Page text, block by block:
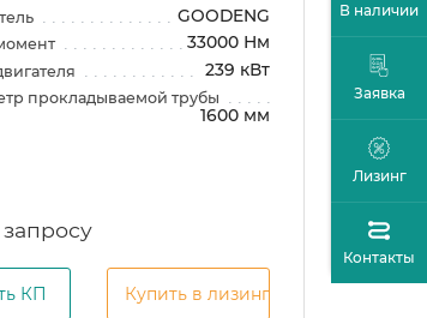
GOODENG
33000 Нм
239 кВт
прокладываемой трубы
1600 мм
КП Купить в лизинг
В наличии
Заявка
Лизинг
Контакты